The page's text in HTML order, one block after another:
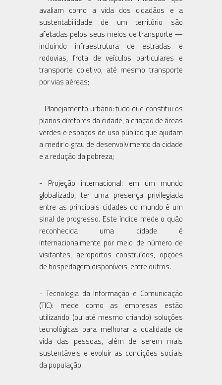
avaliam como a vida dos cidadãos e a
sustentabilidade de um território são
afetadas pelos seus meios de transporte —
incluindo infraestrutura de estradas e
rodovias, frota de veículos particulares e
transporte coletivo, até mesmo transporte
por vias aéreas;
- Planejamento urbano: tudo que constitui os
planos diretores da cidade, a criação de áreas
verdes e espaços de uso público que ajudam
a medir o grau de desenvolvimento da cidade
e a redução da pobreza;
- Projeção internacional: em um mundo
globalizado, ter uma presença privilegiada
entre as principais cidades do mundo é um
sinal de progresso. Este índice mede o quão
reconhecida uma cidade é
internacionalmente por meio de número de
visitantes, aeroportos construídos, opções
de hospedagem disponíveis, entre outros.
- Tecnologia da Informação e Comunicação
(TIC): mede como as empresas estão
utilizando (ou até mesmo criando) soluções
tecnológicas para melhorar a qualidade de
vida das pessoas, além de serem mais
sustentáveis e evoluir as condições sociais
da população.